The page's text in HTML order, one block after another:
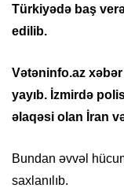
Türkiyədə baş
edilib.
Vətəninfo.az
yayıb. İzmirdə
əlaqəsi olan İran
Bundan əvvəl
saxlanılıb.